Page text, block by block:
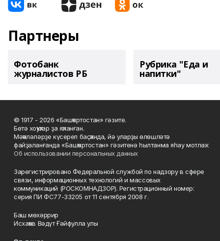
Партнеры
Фотобанк
журналистов РБ
Рубрика "Еда и
напитки"
© 1917 - 2026 «Башҡортостан» гәзите.
Бөтә хоҡуҡтар ҙа яҡланған.
Мәҡәләләрҙе күсереп баҫҡанда, йә уларҙы өлөшләтә
файҙаланғанда «Башҡортостан» гәзитенә һылтанма яһау мотлаҡ.
Об использовании персональных данных
Зарегистрировано Федеральной службой по надзору в сфере
связи, информационных технологий и массовых
коммуникаций (РОСКОМНАДЗОР). Регистрационный номер:
серия ПИ ФС77-33205 от 11 сентября 2008 г.
Баш мөхәррир
Исхаҡов Вәдүт Ғәйфулла улы